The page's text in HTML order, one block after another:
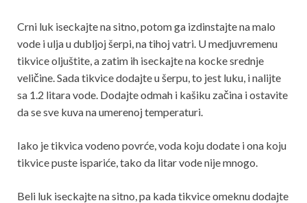
Crni luk iseckajte na sitno, potom ga izdinstajte na malo
vode i ulja u dubljoj šerpi, na tihoj vatri. U medjuvremenu
tikvice oljuštite, a zatim ih iseckajte na kocke srednje
veličine. Sada tikvice dodajte u šerpu, to jest luku, i nalijte
sa 1.2 litara vode. Dodajte odmah i kašiku začina i ostavite
da se sve kuva na umerenoj temperaturi.
Iako je tikvica vodeno povrće, voda koju dodate i ona koju
tikvice puste ispariće, tako da litar vode nije mnogo.
Beli luk iseckajte na sitno, pa kada tikvice omeknu dodajte